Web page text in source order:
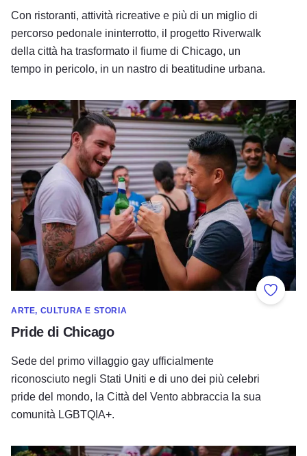
Con ristoranti, attività ricreative e più di un miglio di
percorso pedonale ininterrotto, il progetto Riverwalk
della città ha trasformato il fiume di Chicago, un
tempo in pericolo, in un nastro di beatitudine urbana.
ARTE, CULTURA E STORIA
Pride di Chicago
Sede del primo villaggio gay ufficialmente
riconosciuto negli Stati Uniti e di uno dei più celebri
pride del mondo, la Città del Vento abbraccia la sua
comunità LGBTQIA+.
Pride di Chicago
I quartieri LGBTQIA+ di Chicago: Northalsted